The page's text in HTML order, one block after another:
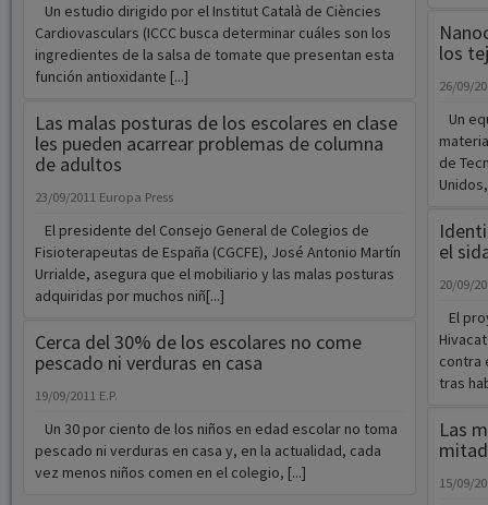
Un estudio dirigido por el Institut Català de Ciències
Cardiovasculars (ICCC busca determinar cuáles son los
ingredientes de la salsa de tomate que presentan esta
función antioxidante [...]
Las malas posturas de los escolares en clase
les pueden acarrear problemas de columna
de adultos
23/09/2011 Europa Press
El presidente del Consejo General de Colegios de
Fisioterapeutas de España (CGCFE), José Antonio Martín
Urrialde, asegura que el mobiliario y las malas posturas
adquiridas por muchos niñ[...]
Cerca del 30% de los escolares no come
pescado ni verduras en casa
19/09/2011 E.P.
Un 30 por ciento de los niños en edad escolar no toma
pescado ni verduras en casa y, en la actualidad, cada
vez menos niños comen en el colegio, [...]
los
26/09/
Un
de
el
20/09/
El
contra
tras
Las
15/09/